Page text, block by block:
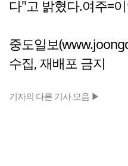
다"고 밝혔다.여주=
중도일보
수집, 재배포 금지
기자의 다른 기사 모음 ▶